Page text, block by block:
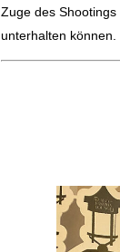
Zuge des
unterhalten